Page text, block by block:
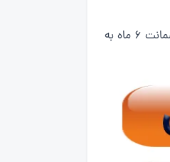
تعمیرکار یخچال ما در کمتر از 1 ساعت به محل شما اعزام و نسبت به رفع مشکلات یخچال فریزر شما اقدام خواهد کرد.تمامی خدمات این مجموعه با ارائه ضمانت 6 ماه به